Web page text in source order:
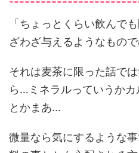
「ちょっとくらい飲んで
ざわざ与えるようなもので
それは麦茶に限った話で
ら…ミネラルっていうか
とかまあ…
微量なら気にするような